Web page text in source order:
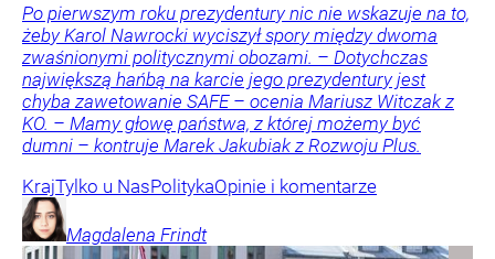
Po pierwszym roku prezydentury nic nie wskazuje na to,
żeby Karol Nawrocki wyciszył spory między dwoma
zwaśnionymi politycznymi obozami. – Dotychczas
największą hańbą na karcie jego prezydentury jest
chyba zawetowanie SAFE – ocenia Mariusz Witczak z
KO. – Mamy głowę państwa, z której możemy być
dumni – kontruje Marek Jakubiak z Rozwoju Plus.
KrajTylko u NasPolitykaOpinie i komentarze
Magdalena Frindt